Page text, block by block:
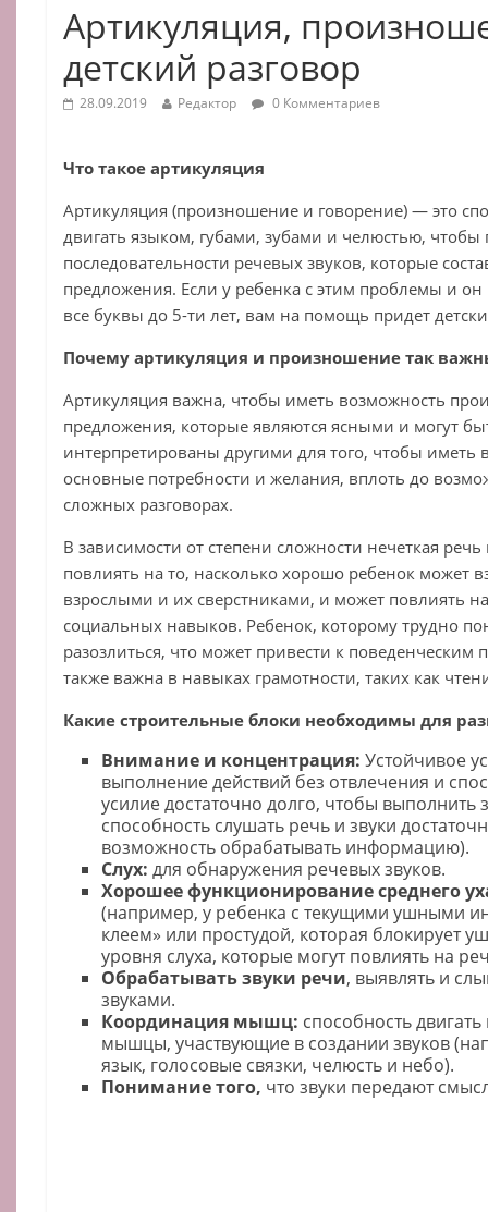
Артикуляция,
детский разговор
28.09.2019 Редактор 0 Комментариев
Что такое артикуляция
Артикуляция (произношение и говорение) — это
двигать языком, губами, зубами и челюстью, чтобы
последовательности речевых звуков, которые
предложения. Если у ребенка с этим проблемы и
все буквы до 5-ти лет, вам на помощь придет
Почему артикуляция и произношение так
Артикуляция важна, чтобы иметь возможность
предложения, которые являются ясными и могут
интерпретированы другими для того, чтобы иметь
основные потребности и желания, вплоть до
сложных разговорах.
В зависимости от степени сложности нечеткая
повлиять на то, насколько хорошо ребенок может
взрослыми и их сверстниками, и может повлиять
социальных навыков. Ребенок, которому трудно
разозлиться, что может привести к поведенческим
также важна в навыках грамотности, таких как
Какие строительные блоки необходимы для
Внимание и концентрация: Устойчивое
выполнение действий без отвлечения и
усилие достаточно долго, чтобы выполнить
способность слушать речь и звуки
возможность обрабатывать информацию).
Слух: для обнаружения речевых звуков.
Хорошее функционирование среднего
(например, у ребенка с текущими ушными
клеем» или простудой, которая блокирует
уровня слуха, которые могут повлиять на
Обрабатывать звуки речи, выявлять и
звуками.
Координация мышц: способность
мышцы, участвующие в создании звуков
язык, голосовые связки, челюсть и небо).
Понимание того, что звуки передают